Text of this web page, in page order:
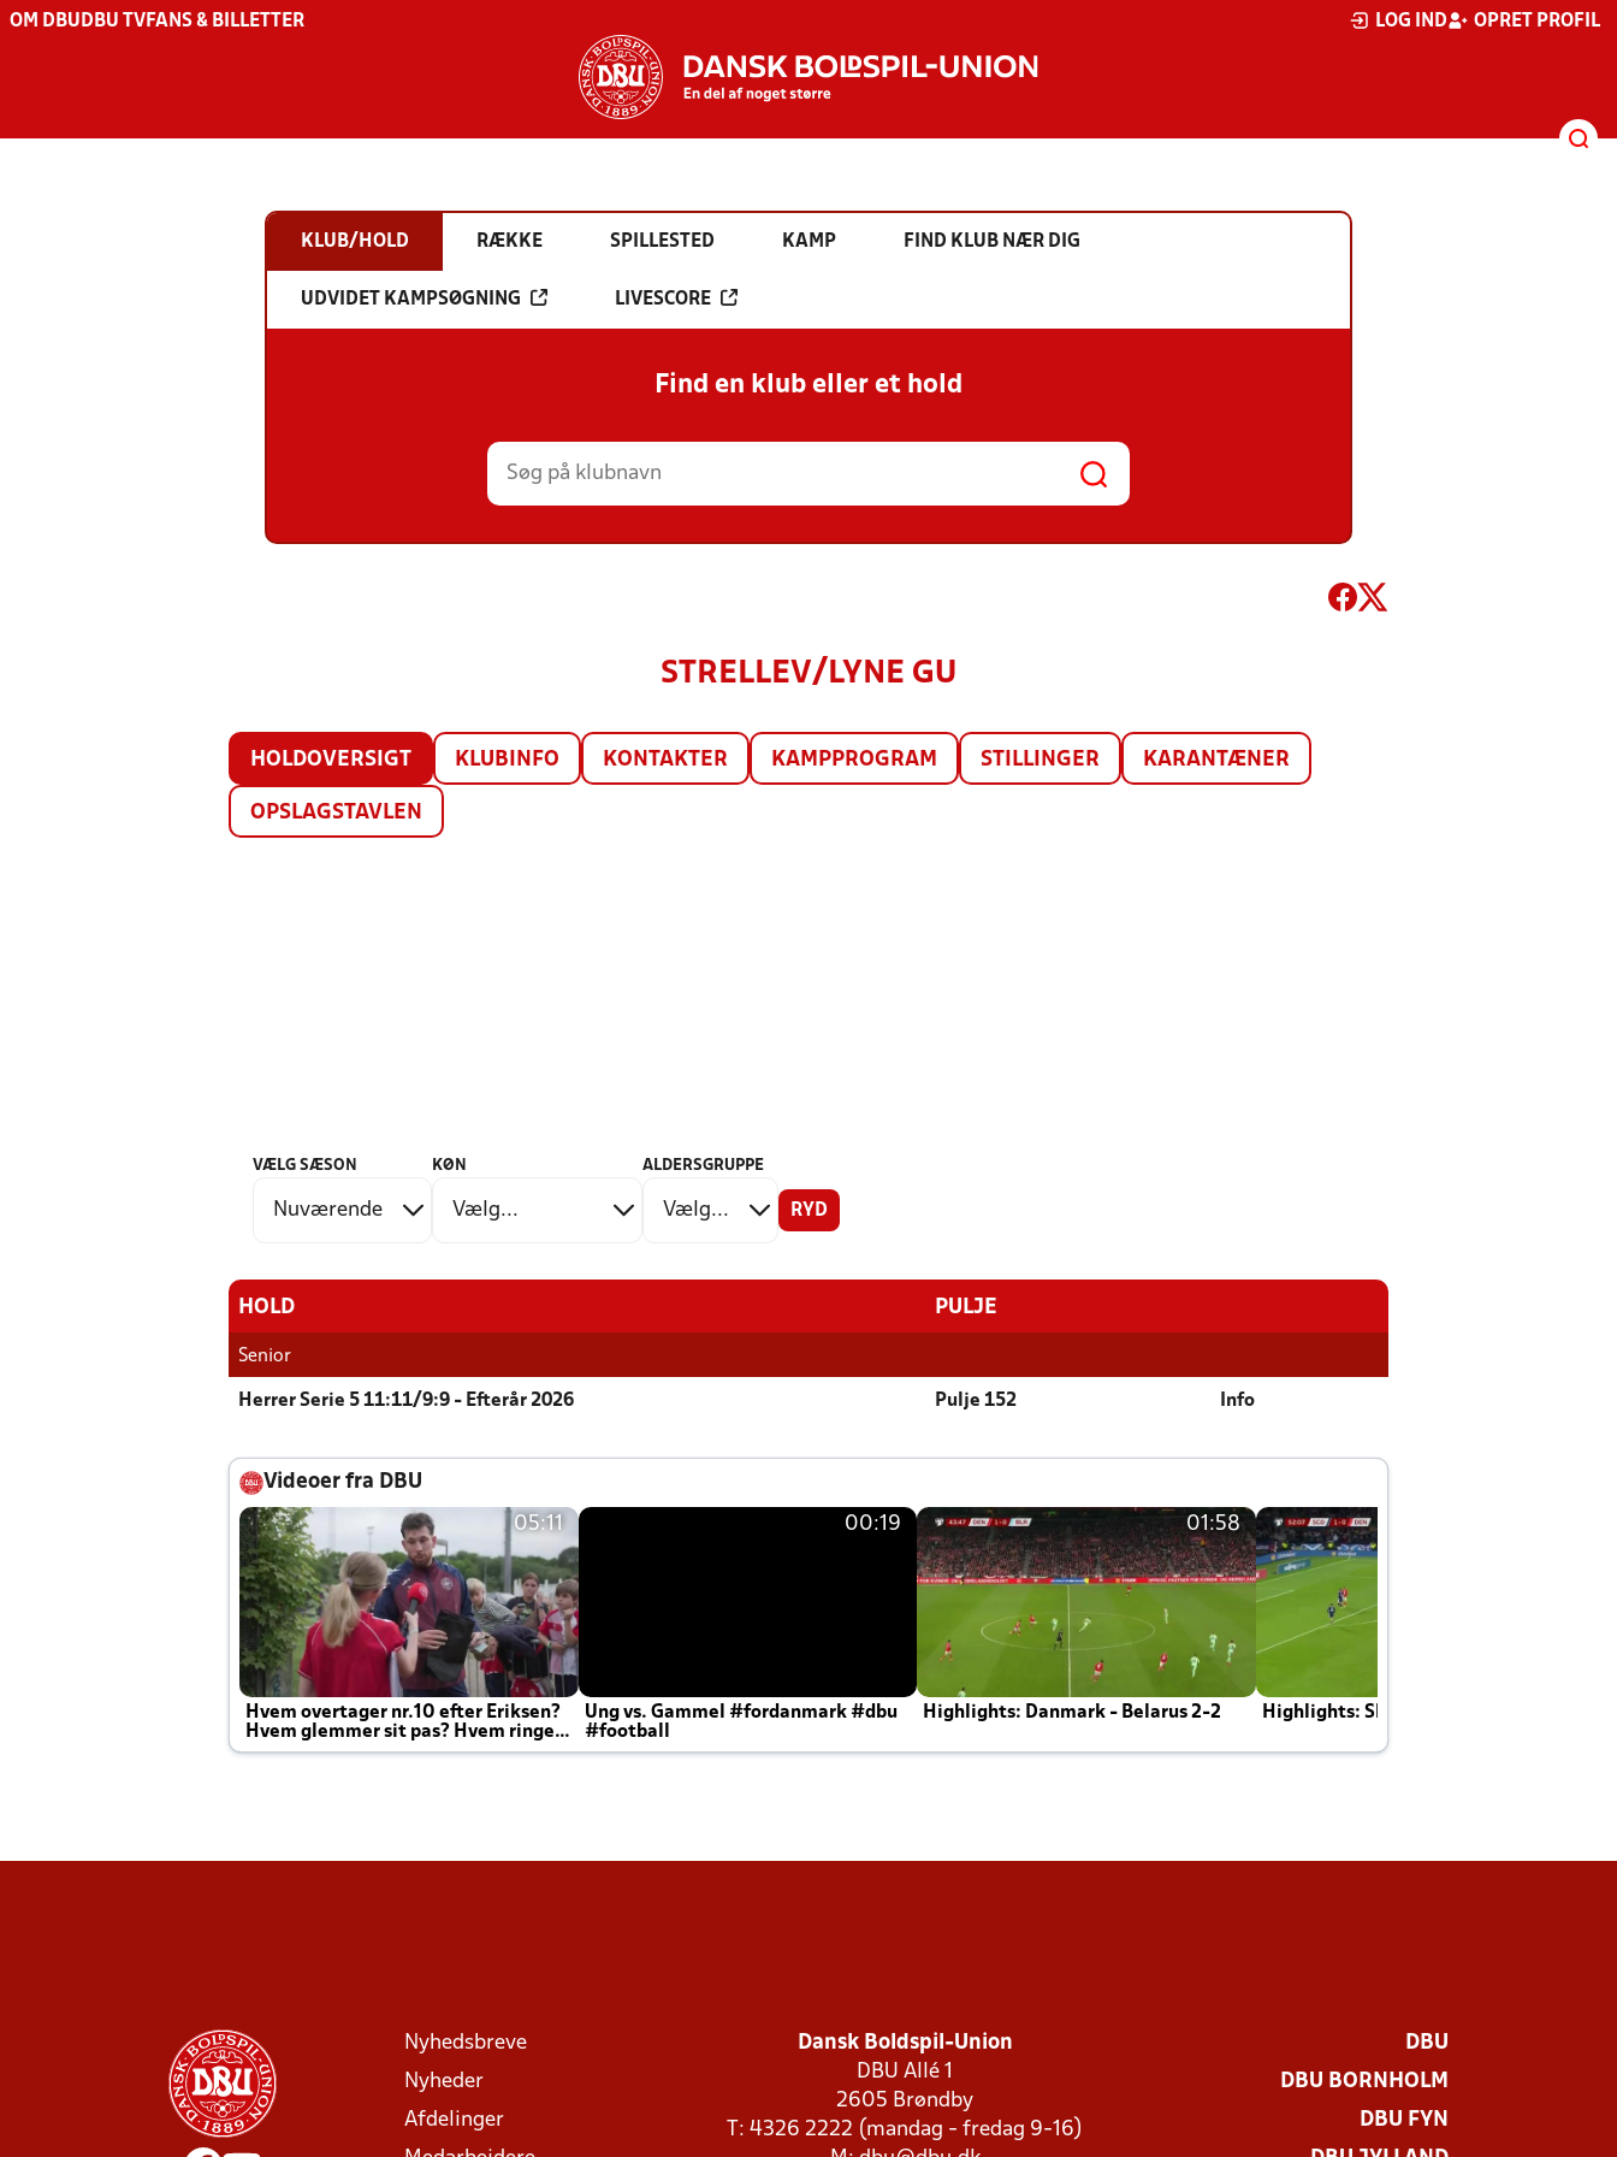
OM DBU DBU TV FANS & BILLETTER LOG IND OPRET PROFIL
KLUB/HOLD RÆKKE SPILLESTED KAMP FIND KLUB NÆR DIG
UDVIDET KAMPSØGNING LIVESCORE
Find en klub eller et hold
STRELLEV/LYNE GU
HOLDOVERSIGT KLUBINFO KONTAKTER KAMPPROGRAM STILLINGER KARANTÆNER
OPSLAGSTAVLEN
VÆLG SÆSON KØN ALDERSGRUPPE
RYD
HOLD PULJE
Senior
Herrer Serie 5 11:11/9:9 - Efterår 2026 Pulje 152 Info
Videoer fra DBU
05:11
Hvem overtager nr.10 efter Eriksen?
Hvem glemmer sit pas? Hvem ringer
Joachim altid til efter kampe?
00:19
Ung vs. Gammel #fordanmark #dbu
#football
01:58
Highlights: Danmark - Belarus 2-2 Highlights: Skotland - Danmark 4-2
Nyhedsbreve
Nyheder
Afdelinger
Dansk Boldspil-Union
DBU Allé 1
2605 Brøndby
T: 4326 2222 (mandag - fredag 9-16)
DBU
DBU BORNHOLM
DBU FYN